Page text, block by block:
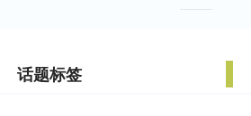
话题标签